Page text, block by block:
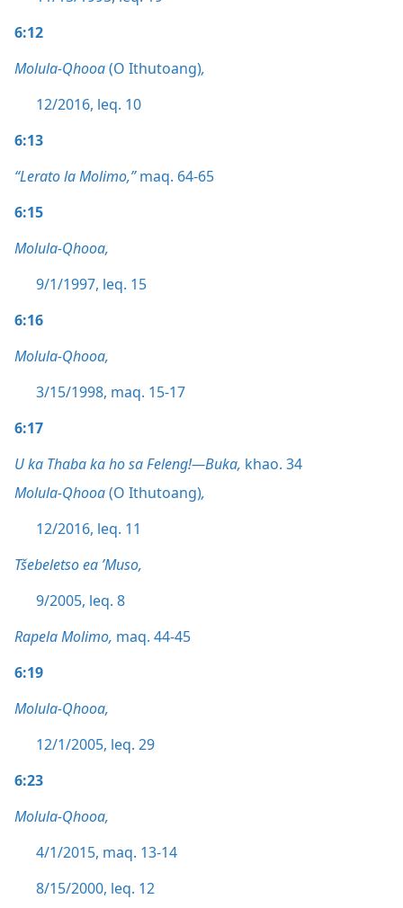
6:12
Molula-Qhooa(O Ithutoang),
12/2016, leq. 10
6:13
“Lerato la Molimo,”maq. 64-65
6:15
Molula-Qhooa,
9/1/1997, leq. 15
6:16
Molula-Qhooa,
3/15/1998, maq. 15-17
6:17
U ka Thaba ka ho sa Feleng!—Buka, khao. 34
Molula-Qhooa(O Ithutoang),
12/2016, leq. 11
Tšebeletso ea ’Muso,
9/2005, leq. 8
Rapela Molimo, maq. 44-45
6:19
Molula-Qhooa,
12/1/2005, leq. 29
6:23
Molula-Qhooa,
4/1/2015, maq. 13-14
8/15/2000, leq. 12